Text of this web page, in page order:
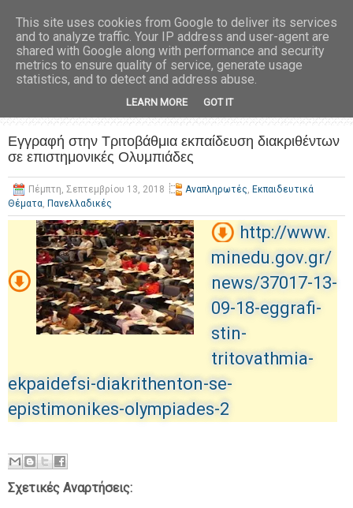
Εγγραφή στην Τριτοβάθμια εκπαίδευση διακριθέντων
σε επιστημονικές Ολυμπιάδες
Πέμπτη, Σεπτεμβρίου 13, 2018 Αναπληρωτές, Εκπαιδευτικά
Θέματα, Πανελλαδικές
http://www.
minedu.gov.gr/
news/37017-13-
09-18-eggrafi-
stin-
tritovathmia-
ekpaidefsi-diakrithenton-se-
epistimonikes-olympiades-2
Σχετικές Αναρτήσεις:
This site uses cookies from Google to deliver its services
and to analyze traffic. Your IP address and user-agent are
shared with Google along with performance and security
metrics to ensure quality of service, generate usage
statistics, and to detect and address abuse.
LEARN MORE GOT IT